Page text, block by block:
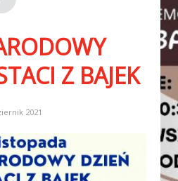
KOŹMIŃSKUZ BAJEK
2021